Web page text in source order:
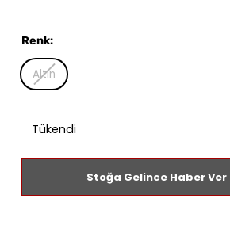
Renk:
Altın
Tükendi
Stoğa Gelince Haber Ver